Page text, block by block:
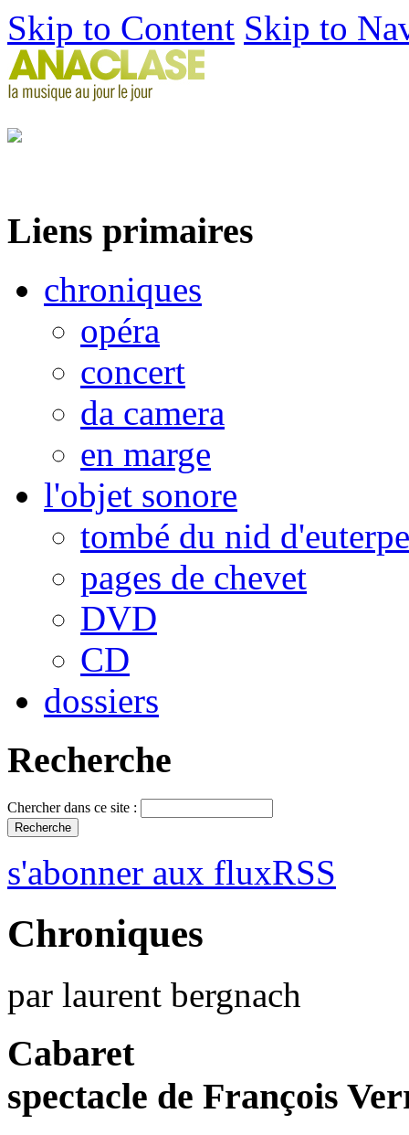
Skip to Content Skip to
Liens primaires
chroniques
opéra
concert
da camera
en marge
l'objet sonore
tombé du nid d'euterpe
pages de chevet
DVD
CD
dossiers
Recherche
Chercher dans ce site :
s'abonner aux fluxRSS
Chroniques
par laurent bergnach
Cabaret
spectacle de François